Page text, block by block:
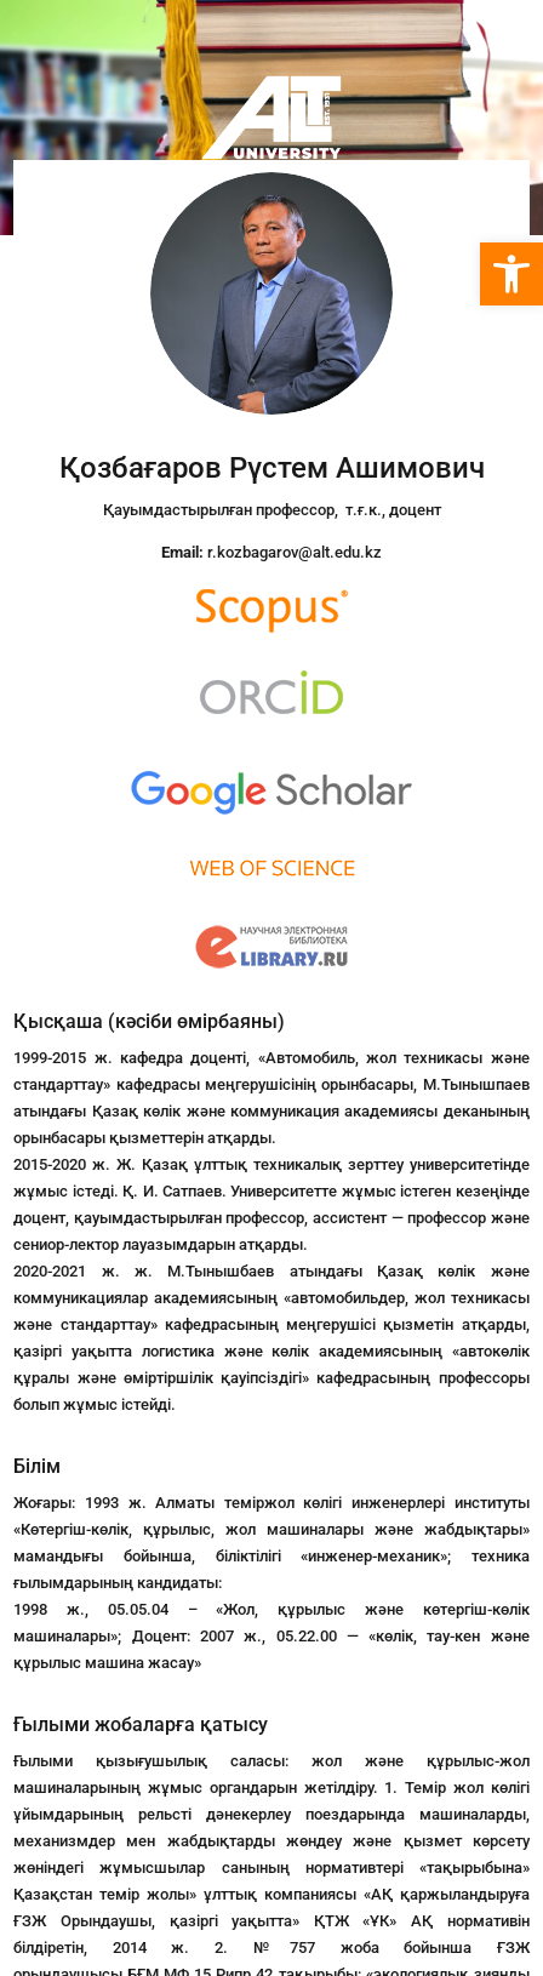
Қозбағаров Рүстем Ашимович
Қауымдастырылған профессор, т.ғ.к., доцент
Email: r.kozbagarov@alt.edu.kz
Қысқаша (кәсіби өмірбаяны)
1999-2015 ж. кафедра доценті, «Автомобиль, жол техникасы және
стандарттау» кафедрасы меңгерушісінің орынбасары, М.Тынышпаев
атындағы Қазақ көлік және коммуникация академиясы деканының
орынбасары қызметтерін атқарды.
2015-2020 ж. Ж. Қазақ ұлттық техникалық зерттеу университетінде
жұмыс істеді. Қ. И. Сатпаев. Университетте жұмыс істеген кезеңінде
доцент, қауымдастырылған профессор, ассистент — профессор және
сениор-лектор лауазымдарын атқарды.
2020-2021 ж. ж. М.Тынышбаев атындағы Қазақ көлік және
коммуникациялар академиясының «автомобильдер, жол техникасы
және стандарттау» кафедрасының меңгерушісі қызметін атқарды,
қазіргі уақытта логистика және көлік академиясының «автокөлік
құралы және өміртіршілік қауіпсіздігі» кафедрасының профессоры
болып жұмыс істейді.
Білім
Жоғары: 1993 ж. Алматы теміржол көлігі инженерлері институты
«Көтергіш-көлік, құрылыс, жол машиналары және жабдықтары»
мамандығы бойынша, біліктілігі «инженер-механик»; техника
ғылымдарының кандидаты:
1998 ж., 05.05.04 – «Жол, құрылыс және көтергіш-көлік
машиналары»; Доцент: 2007 ж., 05.22.00 — «көлік, тау-кен және
құрылыс машина жасау»
Ғылыми жобаларға қатысу
Ғылыми қызығушылық саласы: жол және құрылыс-жол
машиналарының жұмыс органдарын жетілдіру. 1. Темір жол көлігі
ұйымдарының рельсті дәнекерлеу поездарында машиналарды,
механизмдер мен жабдықтарды жөндеу және қызмет көрсету
жөніндегі жұмысшылар санының нормативтері «тақырыбына»
Қазақстан темір жолы» ұлттық компаниясы «АҚ қаржыландыруға
ҒЗЖ Орындаушы, қазіргі уақытта» ҚТЖ «ҰК» АҚ нормативін
білдіретін, 2014 ж. 2. №757 жоба бойынша ҒЗЖ